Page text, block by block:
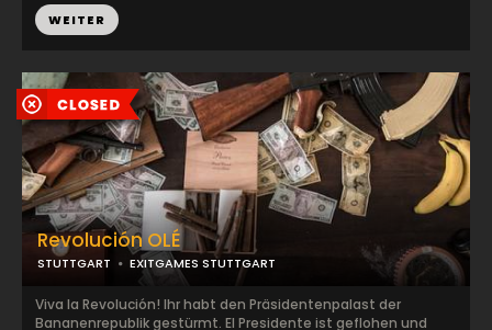
WEITER
Revolución OLÉ
STUTTGART EXITGAMES STUTTGART
Viva la Revolución! Ihr habt den Präsidentenpalast der
Bananenrepublik gestürmt. El Presidente ist geflohen und